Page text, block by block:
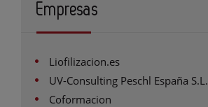
Empresas
Liofilizacion.es
UV-Consulting Peschl España S.L.
Coformacion